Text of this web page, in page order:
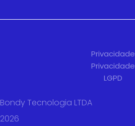
2026
Bondy Tecnologia LTDA
Privacidade
Privacidade
LGPD